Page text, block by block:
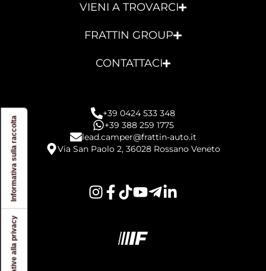
VIENI A TROVARCI
FRATTIN GROUP
CONTATTACI
+39 0424 533 348
+39 388 259 1775
lead.camper@frattin-auto.it
Via San Paolo 2, 36028 Rossano Veneto
Informativa sulla raccolta